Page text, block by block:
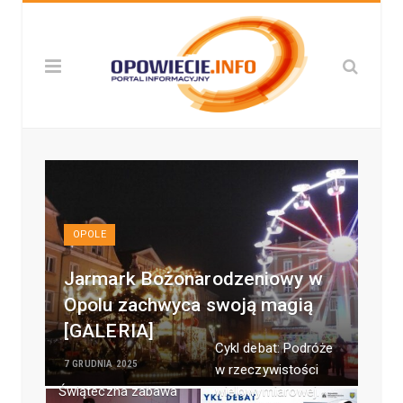
OPOLE
Jarmark Bożonarodzeniowy w
Opolu zachwyca swoją magią
[GALERIA]
7 GRUDNIA 2025
Świąteczna zabawa
Cykl debat: Podróże
w rzeczywistości
wielowymiarowej.